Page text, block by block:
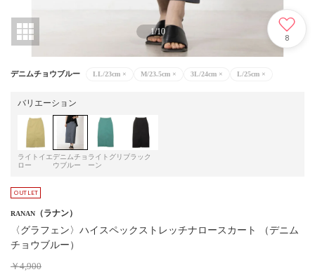
1/10
8
デニムチョウブルー LL/23cm × M/23.5cm × 3L/24cm × L/25cm ×
バリエーション
ライトイエ
ロー
デニムチョ
ウブルー
ライトグリ
ーン
ブラック
RANAN （ラナン）
〈グラフェン〉ハイスペックストレッチナロースカート （デニム
チョウブルー）
￥4,900